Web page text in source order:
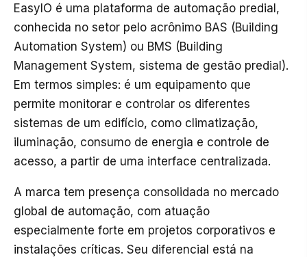
EasyIO é uma plataforma de automação predial,
conhecida no setor pelo acrônimo BAS (Building
Automation System) ou BMS (Building
Management System, sistema de gestão predial).
Em termos simples: é um equipamento que
permite monitorar e controlar os diferentes
sistemas de um edifício, como climatização,
iluminação, consumo de energia e controle de
acesso, a partir de uma interface centralizada.
A marca tem presença consolidada no mercado
global de automação, com atuação
especialmente forte em projetos corporativos e
instalações críticas. Seu diferencial está na